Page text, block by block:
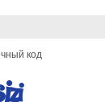
код